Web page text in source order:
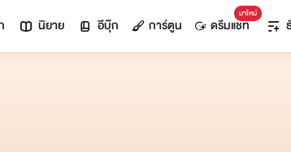
นิยาย อีบุ๊ก การ์ตูน
มาใหม่
ดรีมแชท